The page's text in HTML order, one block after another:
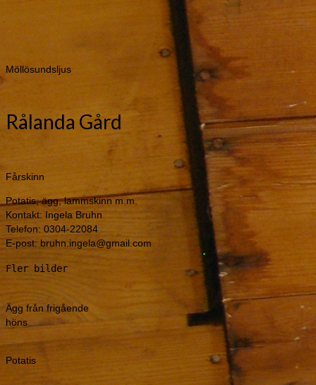
Möllösundsljus
Rålanda Gård
Fårskinn
Potatis, ägg, lammskinn m.m.
Kontakt: Ingela Bruhn
Telefon: 0304-22084
E-post: bruhn.ingela@gmail.com
Fler bilder
Ägg från frigående
höns
Potatis